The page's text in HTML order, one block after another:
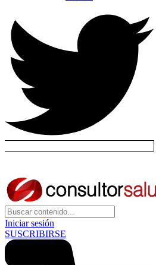
Iniciar sesión
SUSCRIBIRSE